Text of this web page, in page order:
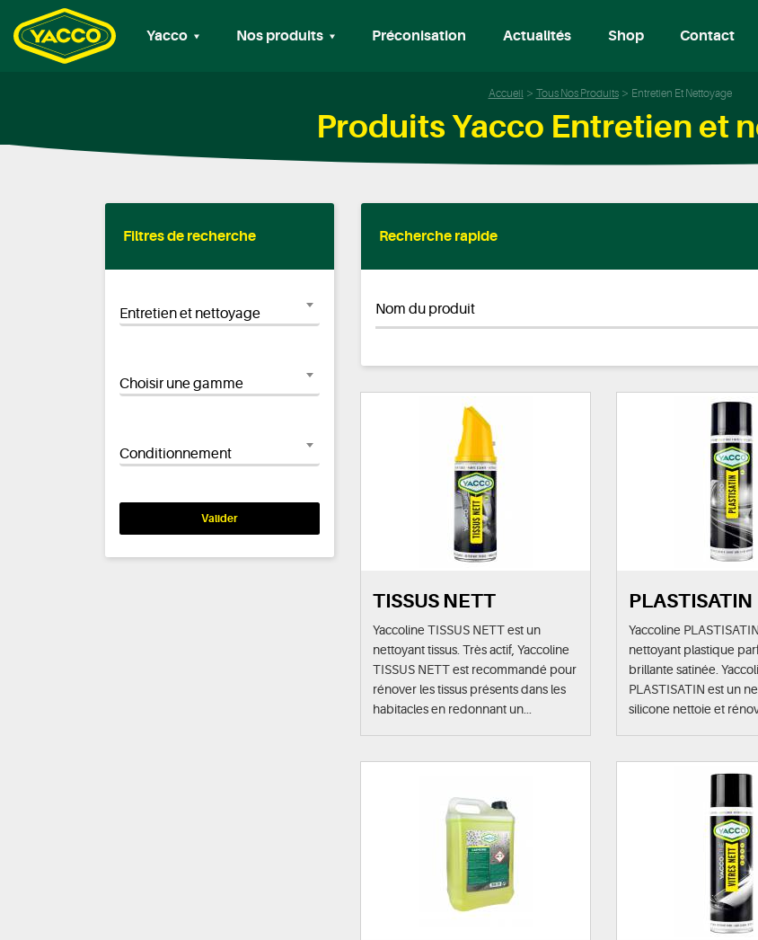
Yacco Nos produits Préconisation Actualités Shop Contact
Accueil Tous Nos Produits Entretien Et Nettoyage
Produits Yacco Entretien et
Filtres de recherche
Entretien et nettoyage
Choisir une gamme
Conditionnement
Recherche rapide
Nom du produit
TISSUS NETT
Yaccoline TISSUS NETT est un
nettoyant tissus. Très actif, Yaccoline
TISSUS NETT est recommandé pour
rénover les tissus présents dans les
habitacles en redonnant un...
PLASTISATIN
Yaccoline
nettoyant plastique
brillante satinée.
PLASTISATIN est un
silicone nettoie et